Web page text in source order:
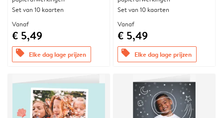
Set van 10 kaarten
Vanaf
€ 5,49
offers Elke dag lage prijzen
Set van 10 kaarten
Vanaf
€ 5,49
offers Elke dag lage prijzen